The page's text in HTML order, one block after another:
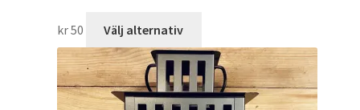
kr50 Välj alternativ
produkten
har
flera